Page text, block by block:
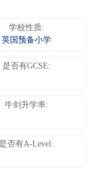
学校性质:
英国预备小学
是否有GCSE:
牛剑升学率:
否有A-Level: